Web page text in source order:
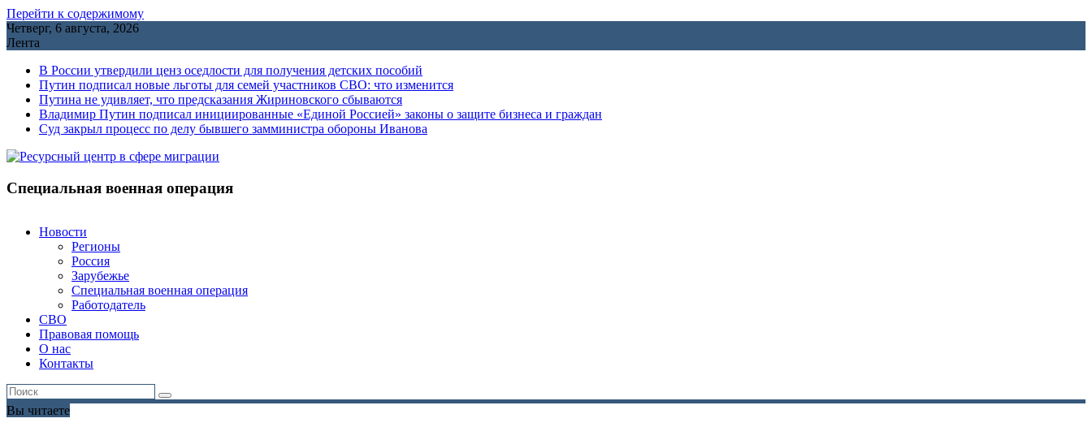
Перейти к содержимому
Четверг, 6 августа, 2026
Лента
В России утвердили ценз оседлости для получения детских пособий
Путин подписал новые льготы для семей участников СВО: что изменится
Путина не удивляет, что предсказания Жириновского сбываются
Владимир Путин подписал инициированные «Единой Россией» законы о защите бизнеса и граждан
Cуд закрыл процесс по делу бывшего замминистра обороны Иванова
Специальная военная операция
Новости
Регионы
Россия
Зарубежье
Специальная военная операция
Работодатель
СВО
Правовая помощь
О нас
Контакты
Вы читаете